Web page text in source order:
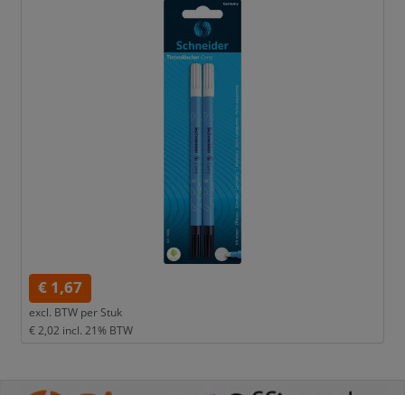
€ 1,67
excl. BTW per Stuk
€ 2,02 incl. 21% BTW